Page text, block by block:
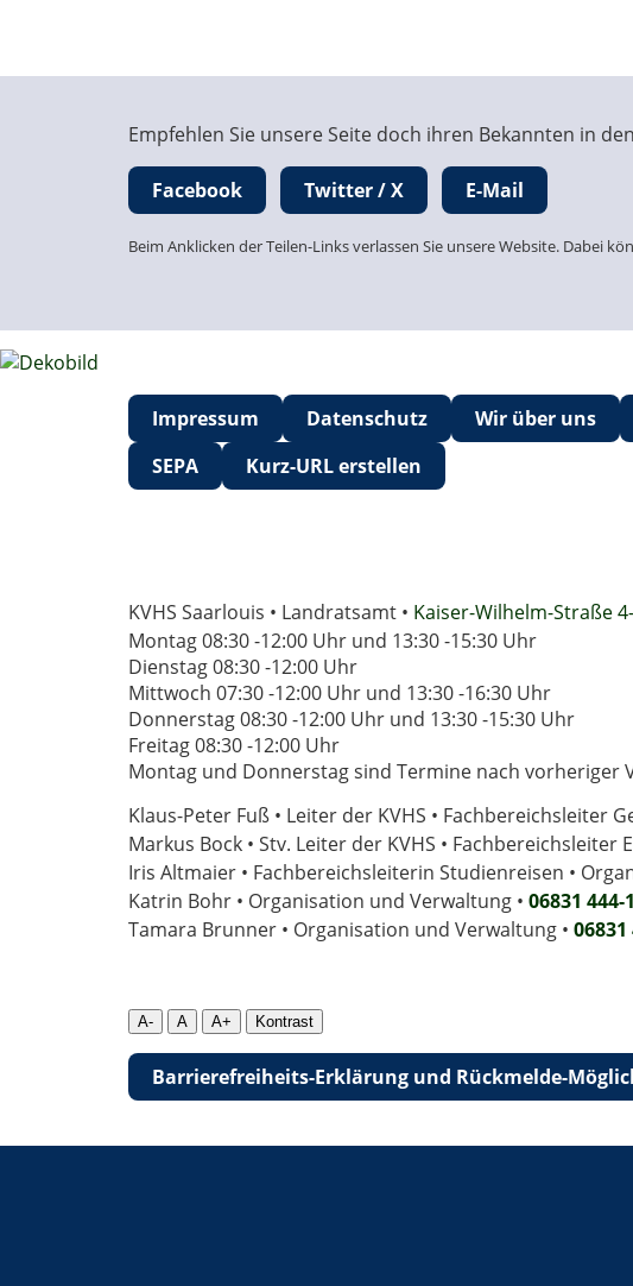
Empfehlen Sie unsere Seite doch ihren Bekannten in
Facebook Twitter / X E-Mail
Beim Anklicken der Teilen-Links verlassen Sie unsere Website. Dabei
Impressum Datenschutz Wir über uns
SEPA
Kurz-URL erstellen
KVHS Saarlouis • Landratsamt • Kaiser-Wilhelm-Straße
Montag 08:30 -12:00 Uhr und 13:30 -15:30 Uhr
Dienstag 08:30 -12:00 Uhr
Mittwoch 07:30 -12:00 Uhr und 13:30 -16:30 Uhr
Donnerstag 08:30 -12:00 Uhr und 13:30 -15:30 Uhr
Freitag 08:30 -12:00 Uhr
Montag und Donnerstag sind Termine nach
Klaus-Peter Fuß • Leiter der KVHS • Fachbereichsleiter
Markus Bock • Stv. Leiter der KVHS • Fachbereichsleiter
Iris Altmaier • Fachbereichsleiterin Studienreisen •
Katrin Bohr • Organisation und Verwaltung • 06831 444-
Tamara Brunner • Organisation und Verwaltung • 06831
A- A A+ Kontrast
Barrierefreiheits-Erklärung und Rückmelde-